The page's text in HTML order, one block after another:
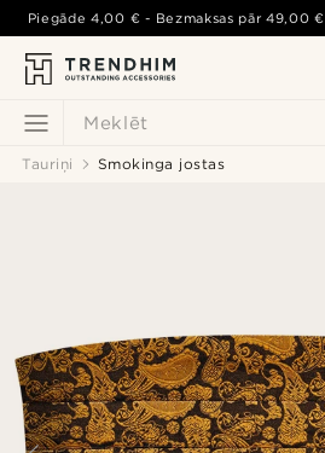
Meklēt
Piegāde4,00 € - Bezmaksas pār49,00 €
Tauriņi Smokinga jostas